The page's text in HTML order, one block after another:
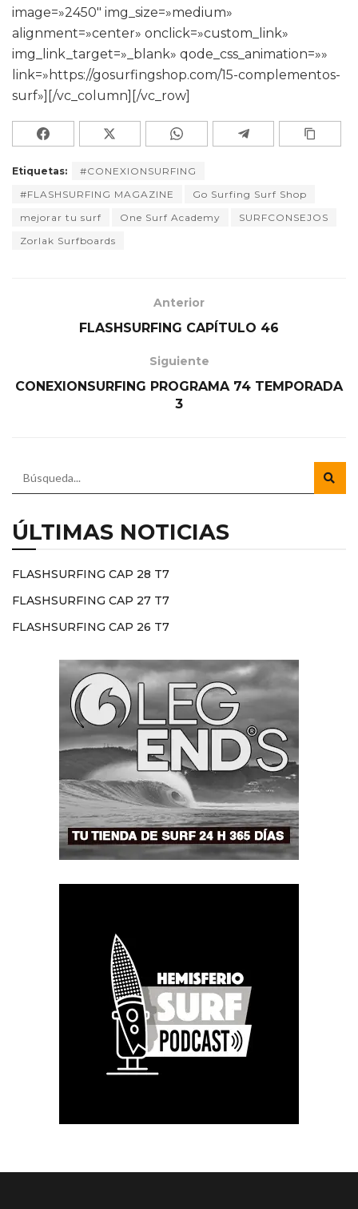
image=»2450″ img_size=»medium»
alignment=»center» onclick=»custom_link»
img_link_target=»_blank» qode_css_animation=»»
link=»https://gosurfingshop.com/15-complementos-
surf»][/vc_column][/vc_row]
Etiquetas:
#CONEXIONSURFING
#FLASHSURFING MAGAZINE
Go Surfing Surf Shop
mejorar tu surf
One Surf Academy
SURFCONSEJOS
Zorlak Surfboards
Anterior
FLASHSURFING CAPÍTULO 46
Siguiente
CONEXIONSURFING PROGRAMA 74 TEMPORADA
3
ÚLTIMAS NOTICIAS
FLASHSURFING CAP 28 T7
FLASHSURFING CAP 27 T7
FLASHSURFING CAP 26 T7